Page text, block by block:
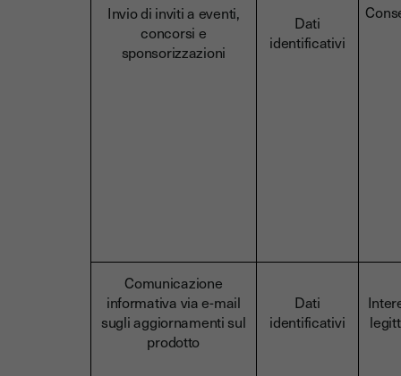
Invio di inviti a eventi,
concorsi e
sponsorizzazioni
Dati
identificativi
Comunicazione
informativa via e-mail
sugli aggiornamenti sul
prodotto
Dati
identificativi